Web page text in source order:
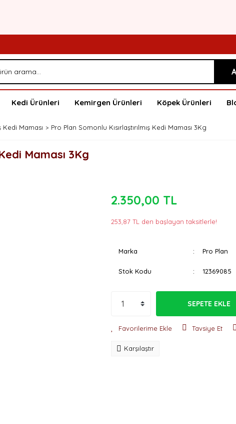
Kedi Ürünleri Kemirgen Ürünleri Köpek Ürünleri
Kedi Maması Pro Plan Somonlu Kısırlaştırılmış Kedi Maması 3Kg
Maması 3Kg
2.350,00 TL
253,87 TL den başlayan taksitlerle!
Marka Pro Plan
Stok Kodu 12369085
SEPETE EKLE
Tavsiye Et
Karşılaştır